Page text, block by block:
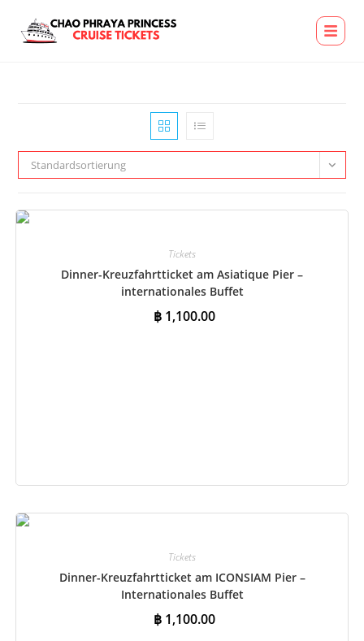
Standardsortierung
Tickets
Dinner-Kreuzfahrtticket am Asiatique Pier –
internationales Buffet
฿ 1,100.00
In den Warenkorb
Tickets
Dinner-Kreuzfahrtticket am ICONSIAM Pier –
Internationales Buffet
฿ 1,100.00